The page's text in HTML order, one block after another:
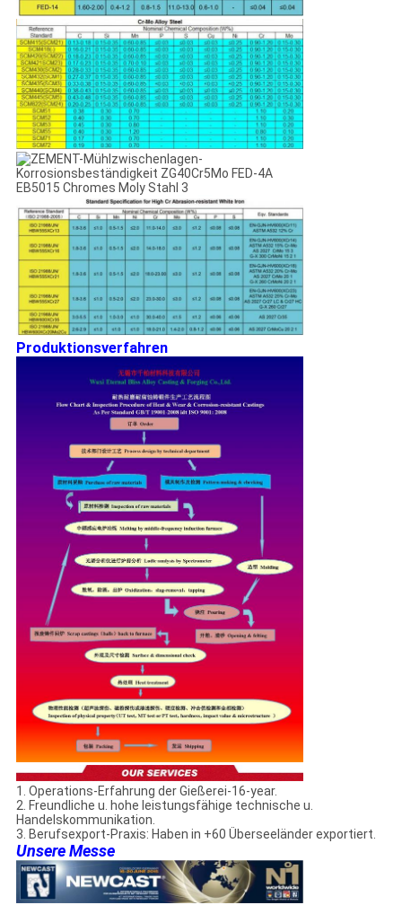
Produktionsverfahren
1. Operations-Erfahrung der Gießerei-16-year.
2. Freundliche u. hohe leistungsfähige technische u.
Handelskommunikation.
3. Berufsexport-Praxis: Haben in +60 Überseeländer exportiert.
Unsere Messe